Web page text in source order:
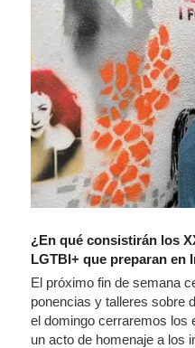
¿En qué consistirán los
LGTBI+ que preparan en
El próximo fin de semana
ponencias y talleres sobre
el domingo cerraremos los
un acto de homenaje a los